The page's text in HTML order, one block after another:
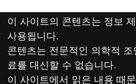
이 사이트의 콘텐츠는 정보
사용됩니다.
콘텐츠는 전문적인 의학적 조
료를 대신할 수 없습니다.
이 사이트에서 읽은 내용 때